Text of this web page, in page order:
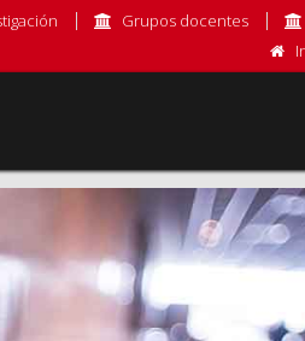
Grupos docentes